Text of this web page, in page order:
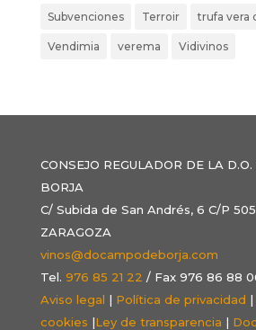
Subvenciones Terroir trufa vera
Vendimia verema Vidivinos
CONSEJO REGULADOR DE LA
BORJA
C/ Subida de San Andrés, 6 C/P
ZARAGOZA
vinos@docampodeborja.com
Tel. 976 85 21 22 / Fax 976 86 88
Aviso legal | Política de privacidad |
cookies |Ley de transparencia |